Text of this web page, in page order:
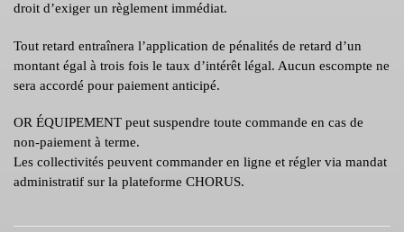
droit d’exiger un règlement immédiat.
Tout retard entraînera l’application de pénalités de retard d’un
montant égal à trois fois le taux d’intérêt légal. Aucun escompte ne
sera accordé pour paiement anticipé.
OR ÉQUIPEMENT peut suspendre toute commande en cas de
non-paiement à terme.
Les collectivités peuvent commander en ligne et régler via mandat
administratif sur la plateforme CHORUS.